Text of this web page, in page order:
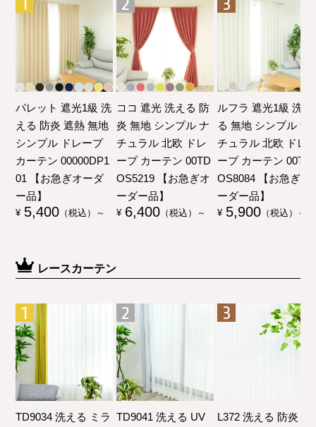
パレット 遮光1級 洗
える 防炎 遮熱 無地
シンプル ドレープ
カーテン 00000DP1
01 【お急ぎオーダ
ー品】
¥ 5,400 （税込）～
ココ 遮光 洗える 防
炎 無地 シンプル ナ
チュラル 北欧 ドレ
ープ カーテン 00TD
OS5219 【お急ぎオ
ーダー品】
¥ 6,400 （税込）～
ルフラ 遮光1級 洗え
る 無地 シンプル ナ
チュラル 北欧 ドレ
ープ カーテン 00TD
OS8084 【お急ぎオ
ーダー品】
¥ 5,900 （税込）～
レースカーテン
TD9034 洗える ミラ
TD9041 洗える UV
L372 洗える 防炎 ミ